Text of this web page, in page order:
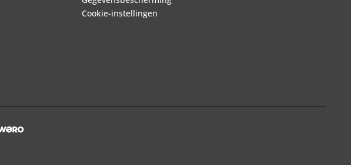
Cookie-instellingen